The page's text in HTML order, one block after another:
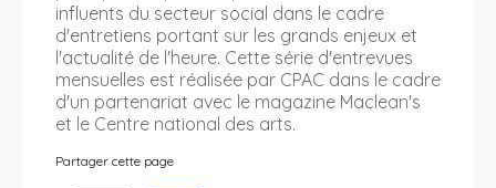
influents du secteur social dans le cadre
d'entretiens portant sur les grands enjeux et
l'actualité de l'heure. Cette série d'entrevues
mensuelles est réalisée par CPAC dans le cadre
d'un partenariat avec le magazine Maclean's
et le Centre national des arts.
Partager cette page